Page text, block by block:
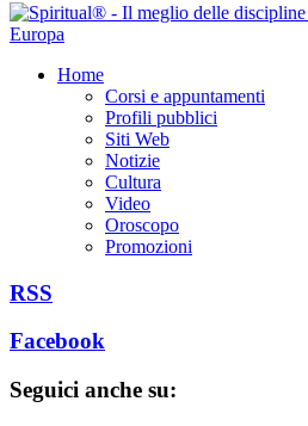
Home
Corsi e appuntamenti
Profili pubblici
Siti Web
Notizie
Cultura
Video
Oroscopo
Promozioni
RSS
Facebook
Seguici anche su: